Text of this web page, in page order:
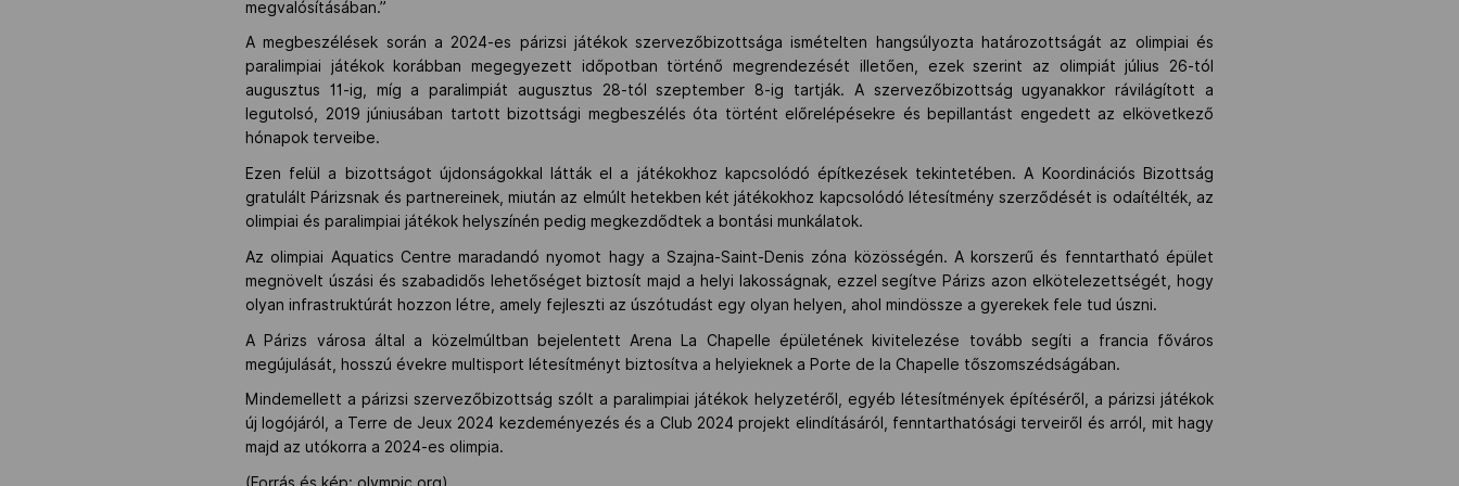
megvalósításában.”
A megbeszélések során a 2024-es párizsi játékok szervezőbizottsága ismételten hangsúlyozta határozottságát az olimpiai és
paralimpiai játékok korábban megegyezett időpotban történő megrendezését illetően, ezek szerint az olimpiát július 26-tól
augusztus 11-ig, míg a paralimpiát augusztus 28-tól szeptember 8-ig tartják. A szervezőbizottság ugyanakkor rávilágított a
legutolsó, 2019 júniusában tartott bizottsági megbeszélés óta történt előrelépésekre és bepillantást engedett az elkövetkező
hónapok terveibe.
Ezen felül a bizottságot újdonságokkal látták el a játékokhoz kapcsolódó építkezések tekintetében. A Koordinációs Bizottság
gratulált Párizsnak és partnereinek, miután az elmúlt hetekben két játékokhoz kapcsolódó létesítmény szerződését is odaítélték, az
olimpiai és paralimpiai játékok helyszínén pedig megkezdődtek a bontási munkálatok.
Az olimpiai Aquatics Centre maradandó nyomot hagy a Szajna-Saint-Denis zóna közösségén. A korszerű és fenntartható épület
megnövelt úszási és szabadidős lehetőséget biztosít majd a helyi lakosságnak, ezzel segítve Párizs azon elkötelezettségét, hogy
olyan infrastruktúrát hozzon létre, amely fejleszti az úszótudást egy olyan helyen, ahol mindössze a gyerekek fele tud úszni.
A Párizs városa által a közelmúltban bejelentett Arena La Chapelle épületének kivitelezése tovább segíti a francia főváros
megújulását, hosszú évekre multisport létesítményt biztosítva a helyieknek a Porte de la Chapelle tőszomszédságában.
Mindemellett a párizsi szervezőbizottság szólt a paralimpiai játékok helyzetéről, egyéb létesítmények építéséről, a párizsi játékok
új logójáról, a Terre de Jeux 2024 kezdeményezés és a Club 2024 projekt elindításáról, fenntarthatósági terveiről és arról, mit hagy
majd az utókorra a 2024-es olimpia.